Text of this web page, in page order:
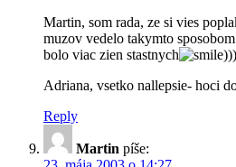
Martin, som rada, ze si vies
muzov vedelo takymto
bolo viac zien stastnych
)))
Adriana, vsetko nallepsie- hoci
Reply
Martin píše: